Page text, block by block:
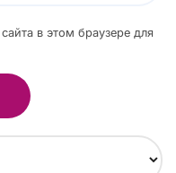
в этом браузере для